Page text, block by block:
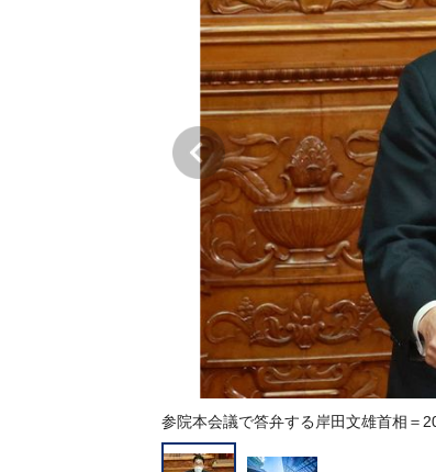
参院本会議で答弁する岸田文雄首相＝